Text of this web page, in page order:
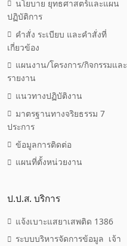
นโยบาย ยุทธศาสตร์และแผน
ปฏิบัติการ
คำสั่ง ระเบียบ และคำสั่งที่
เกี่ยวข้อง
แผนงาน/โครงการ/กิจกรรมและ
รายงาน
แนวทางปฏิบัติงาน
มาตรฐานทางจริยธรรม 7
ประการ
ข้อมูลการติดต่อ
แผนที่ตั้งหน่วยงาน
ป.ป.ส. บริการ
แจ้งเบาะแสยาเสพติด 1386
ระบบบริหารจัดการข้อมูล เจ้า